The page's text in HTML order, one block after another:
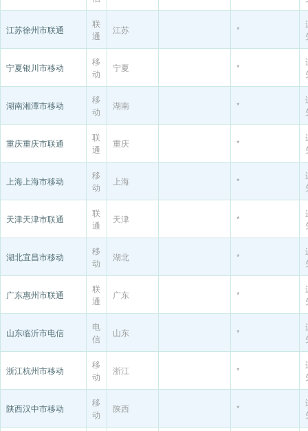
江苏徐州市联通
联
通
江苏 *
宁夏银川市移动
移
动
宁夏 *
湖南湘潭市移动
移
动
湖南 *
重庆重庆市联通
联
通
重庆 *
上海上海市移动
移
动
上海 *
天津天津市联通
联
通
天津 *
湖北宜昌市移动
移
动
湖北 *
广东惠州市联通
联
通
广东 *
山东临沂市电信
电
信
山东 *
浙江杭州市移动
移
动
浙江 *
陕西汉中市移动
移
动
陕西 *